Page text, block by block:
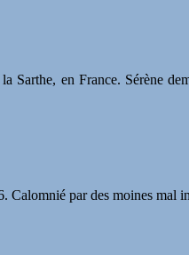
en France. Sérène
par des moines mal